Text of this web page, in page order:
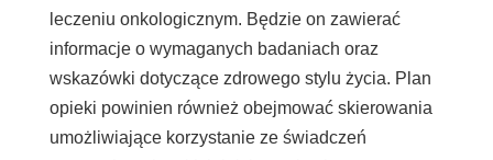
leczeniu onkologicznym. Będzie on zawierać
informacje o wymaganych badaniach oraz
wskazówki dotyczące zdrowego stylu życia. Plan
opieki powinien również obejmować skierowania
umożliwiające korzystanie ze świadczeń